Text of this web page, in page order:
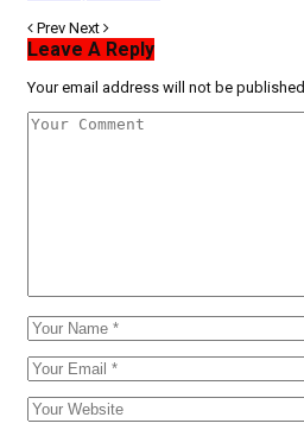
Prev Next
Leave A Reply
Your email address will not be published.